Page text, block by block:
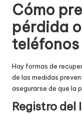
Cómo
pérdida
teléfonos
Hay formas de
de las medidas
asegurarse de que la
Registro del